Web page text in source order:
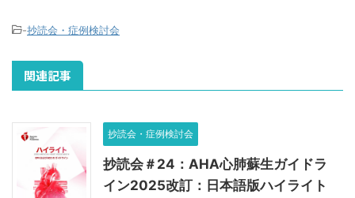
-抄読会・症例検討会
関連記事
抄読会・症例検討会
抄読会＃24：AHA心肺蘇生ガイドラ
イン2025改訂：日本語版ハイライト